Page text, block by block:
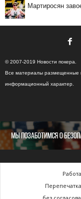
Мартиросян
© 2007-2019 Новости покера.
Все материалы размещенные
информационный характер.